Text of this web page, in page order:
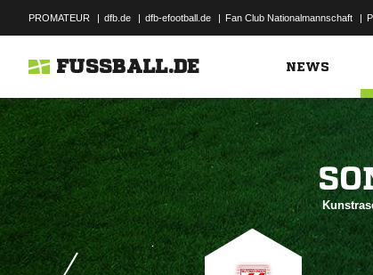
PROMATEUR | dfb.de | dfb-efootball.de | Fan Club Nationalmannschaft |
FUSSBALL.DE NEWS